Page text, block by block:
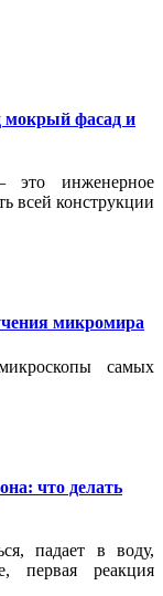
мокрый фасад и
это инженерное
всей конструкции
микромира
самых
что делать
падает в воду,
первая реакция